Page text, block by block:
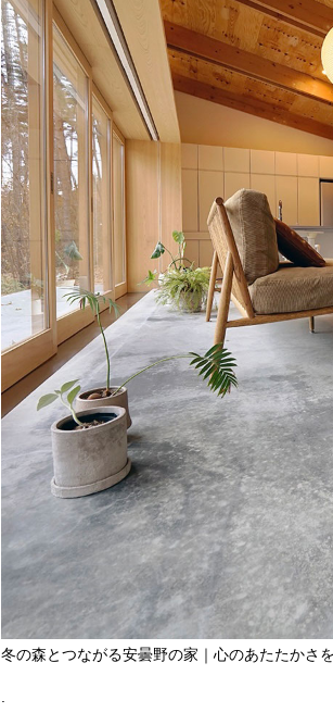
冬の森とつながる安曇野の家｜心のあたたかさ